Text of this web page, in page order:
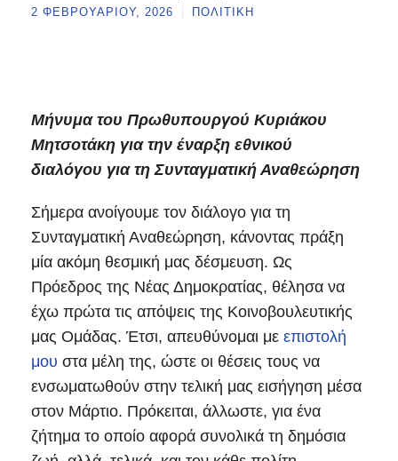
2 ΦΕΒΡΟΥΑΡΊΟΥ, 2026 ΠΟΛΙΤΙΚΉ
Μήνυμα του Πρωθυπουργού Κυριάκου
Μητσοτάκη για την έναρξη εθνικού
διαλόγου για τη Συνταγματική Αναθεώρηση
Σήμερα ανοίγουμε τον διάλογο για τη
Συνταγματική Αναθεώρηση, κάνοντας πράξη
μία ακόμη θεσμική μας δέσμευση. Ως
Πρόεδρος της Νέας Δημοκρατίας, θέλησα να
έχω πρώτα τις απόψεις της Κοινοβουλευτικής
μας Ομάδας. Έτσι, απευθύνομαι με επιστολή
μου στα μέλη της, ώστε οι θέσεις τους να
ενσωματωθούν στην τελική μας εισήγηση μέσα
στον Μάρτιο. Πρόκειται, άλλωστε, για ένα
ζήτημα το οποίο αφορά συνολικά τη δημόσια